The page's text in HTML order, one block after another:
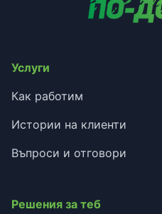
Услуги
Как работим
Истории на клиенти
Въпроси и отговори
Решения за теб